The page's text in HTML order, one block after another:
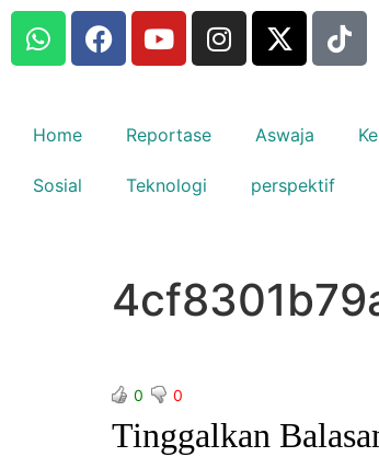
Home Reportase Aswaja
Sosial Teknologi perspektif
0 0
Tinggalkan